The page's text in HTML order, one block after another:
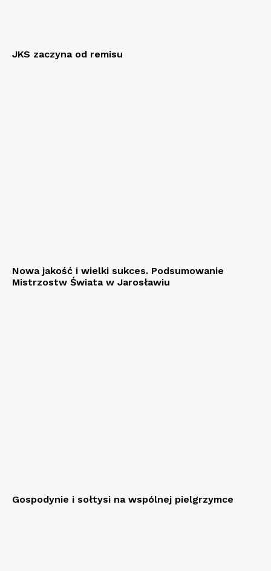
JKS zaczyna od remisu
Nowa jakość i wielki sukces. Podsumowanie
Mistrzostw Świata w Jarosławiu
Gospodynie i sołtysi na wspólnej pielgrzymce